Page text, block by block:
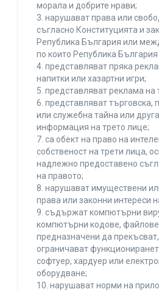
морала и добрите нрави;
3. нарушават права или
съгласно Конституцията и
Република България или
по които Република България
4. представляват пряка
напитки или хазартни игри;
5. представляват реклама
6. представляват търговска,
или служебна тайна или
информация на трето лице;
7. са обект на право на
собственост на трети лица,
надлежно предоставено
на правото;
8. нарушават имуществени
права или законни интереси
9. съдържат компютърни
компютърни кодове,
предназначени да
ограничават
софтуер, хардуер или
оборудване;
10. нарушават норми на